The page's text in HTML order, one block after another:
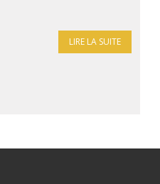
LIRE LA SUITE